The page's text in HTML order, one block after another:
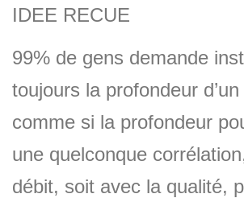
IDEE RECUE
99% de gens demande
toujours la profondeur
comme si la profondeur
une quelconque
débit, soit avec la qualité,